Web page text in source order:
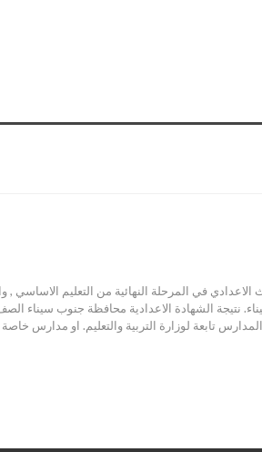
في المرحلة النهائية من التعليم الاساسي ,
نتيجة الشهادة الاعدادية محافظة جنوب سيناء
تابعة لوزارة التربية والتعليم. او مدارس